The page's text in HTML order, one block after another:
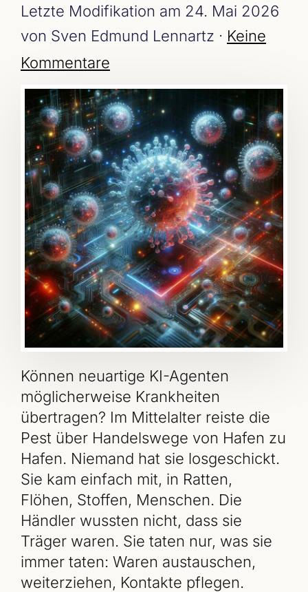
Letzte Modifikation am 24. Mai 2026
von Sven Edmund Lennartz · Keine
Kommentare
Können neuartige KI-Agenten
möglicherweise Krankheiten
übertragen? Im Mittelalter reiste die
Pest über Handelswege von Hafen zu
Hafen. Niemand hat sie losgeschickt.
Sie kam einfach mit, in Ratten,
Flöhen, Stoffen, Menschen. Die
Händler wussten nicht, dass sie
Träger waren. Sie taten nur, was sie
immer taten: Waren austauschen,
weiterziehen, Kontakte pflegen.